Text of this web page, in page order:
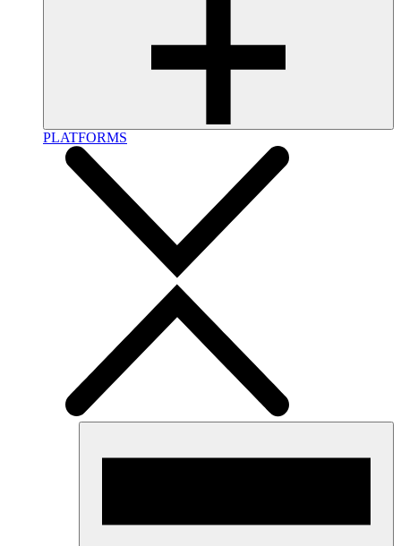
PLATFORMS